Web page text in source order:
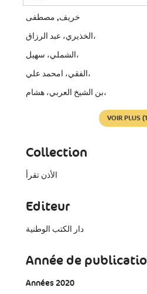
خريف, مصطفى
الخذيري، عبد الرزاق،
الشملي، سهيل،
الفقي، امحمد علي،
بن الشيخ العربي، هشام،
VOIR PLUS
Collection
الأذن تقرأ
Editeur
دار الكتب الوطنية
Année de
Années 2020